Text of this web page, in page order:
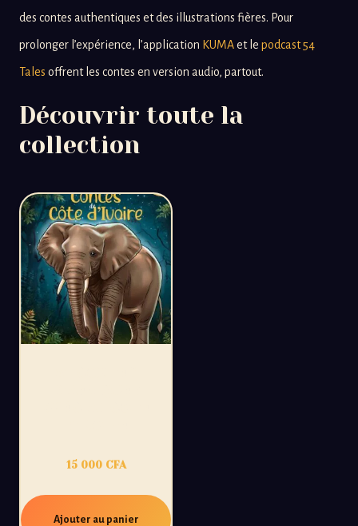
des contes authentiques et des illustrations fières. Pour
prolonger l’expérience, l’application KUMAet le podcast 54
Tales offrent les contes en version audio, partout.
Découvrir toute la
collection
15 000 CFA
Ajouter au panier